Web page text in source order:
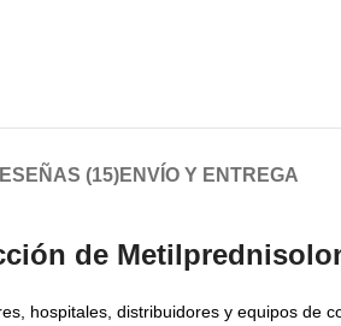
(15)ENVÍO Y ENTREGA
de
hospitales, distribuidores y equipos de